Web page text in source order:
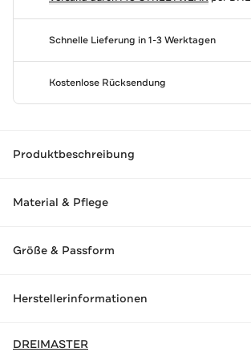
Schnelle Lieferung in 1-3 Werktagen
Kostenlose Rücksendung
Produktbeschreibung
Material & Pflege
Größe & Passform
Herstellerinformationen
DREIMASTER